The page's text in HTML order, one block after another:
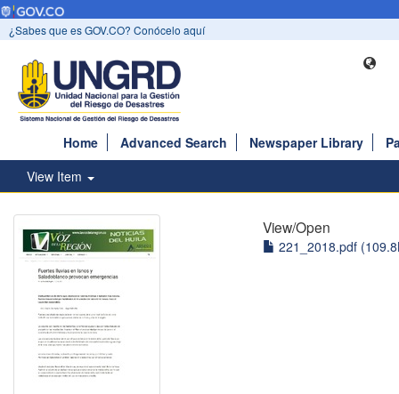
¿Sabes que es GOV.CO? Conócelo aquí
Home Advanced Search Newspaper Library
View Item
View/Open
221_2018.pdf